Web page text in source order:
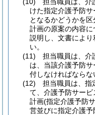
けた指定介護予防
となるかどうかを
計画の原案の内容
説明し、文書によ
い。
(11)
担当職員は、介
は、当該介護予防
付しなければならな
(12)
担当職員は、指
て、介護予防サー
計画(指定介護予防
営並びに指定介護